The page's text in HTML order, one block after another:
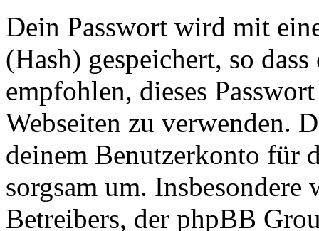
Dein Passwort wird mit
(Hash) gespeichert, so
empfohlen, dieses
Webseiten zu verwenden.
deinem Benutzerkonto für
sorgsam um.
Betreibers, der phpBB